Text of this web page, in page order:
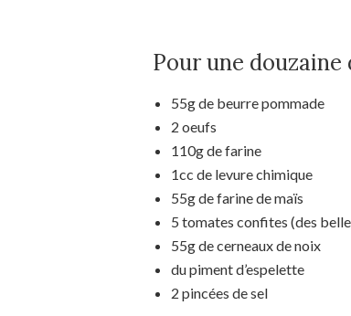
Pour une douzaine
55g de beurre pommade
2 oeufs
110g de farine
1cc de levure chimique
55g de farine de maïs
5 tomates confites (des
55g de cerneaux de noix
du piment d’espelette
2 pincées de sel